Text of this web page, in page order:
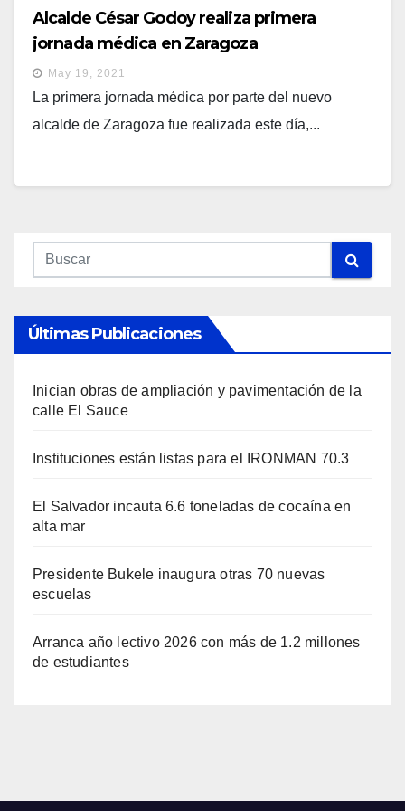
Alcalde César Godoy realiza primera
jornada médica en Zaragoza
May 19, 2021
La primera jornada médica por parte del nuevo
alcalde de Zaragoza fue realizada este día,...
Últimas Publicaciones
Inician obras de ampliación y pavimentación de la
calle El Sauce
Instituciones están listas para el IRONMAN 70.3
El Salvador incauta 6.6 toneladas de cocaína en
alta mar
Presidente Bukele inaugura otras 70 nuevas
escuelas
Arranca año lectivo 2026 con más de 1.2 millones
de estudiantes